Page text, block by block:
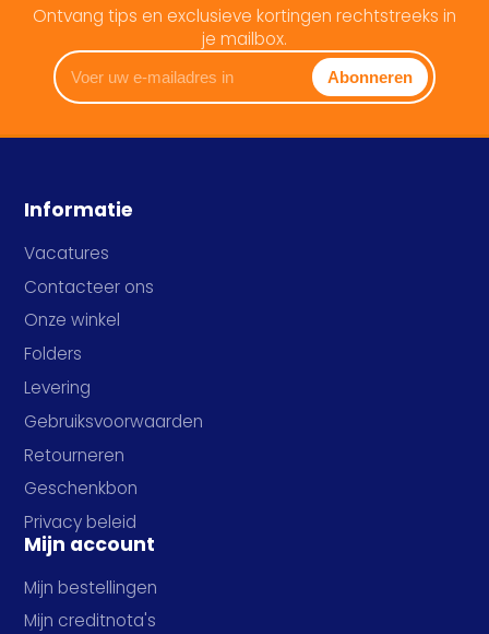
Ontvang tips en exclusieve kortingen rechtstreeks in
je mailbox.
Voer
uw
e-
in
Abonneren
Informatie
Vacatures
Contacteer ons
Onze winkel
Folders
Levering
Gebruiksvoorwaarden
Retourneren
Geschenkbon
Privacy beleid
Mijn account
Mijn bestellingen
Mijn creditnota's